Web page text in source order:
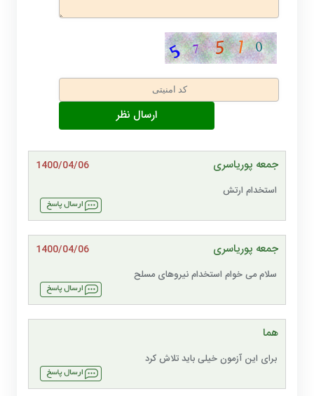
جمعه پوریاسری
1400/04/06
استخدام ارتش
جمعه پوریاسری
1400/04/06
سلام می خوام استخدام نیروهای مسلح
هما
برای این آزمون خیلی باید تلاش کرد